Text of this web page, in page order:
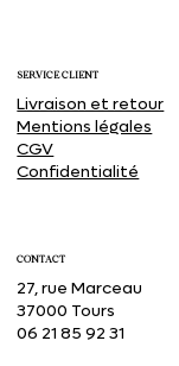
SERVICE CLIENT
Livraison et retour
Mentions légales
CGV
Confidentialité
CONTACT
27, rue Marceau
37000 Tours
06 21 85 92 31